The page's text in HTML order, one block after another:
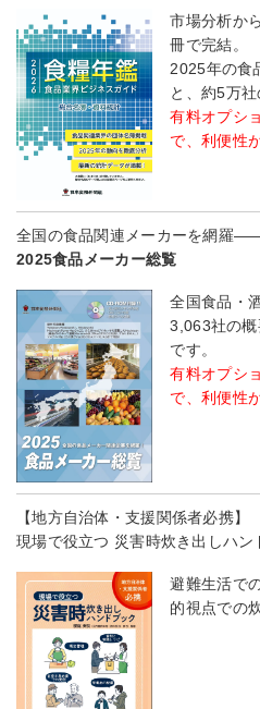
市場分析か
冊で完結。
2025年の食
と、約5万社
有料オプシ
で、利便性
全国の食品関連メーカーを網羅
2025食品メーカー総覧
全国食品・
3,063社の
です。
有料オプシ
で、利便性
【地方自治体・支援関係者必携】
現場で役立つ 災害時炊き出しハン
避難生活で
的視点での